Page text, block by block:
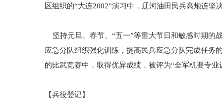
区组织的“大连2002”演习中，辽河油田民兵高炮连
坚持元旦、春节、“五一”等重大节日和敏感时期的
应急分队组织强化训练，提高民兵应急分队完成任务
的比武竞赛中，取得优异成绩，被评为“全军机要专
【兵役登记】